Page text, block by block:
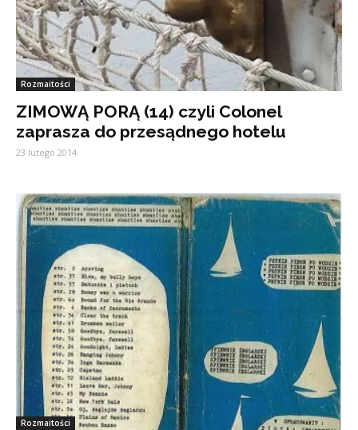
Rozmaitości
ZIMOWĄ PORĄ (14) czyli Colonel
zaprasza do przesądnego hotelu
23 lutego 2014
Rozmaitości